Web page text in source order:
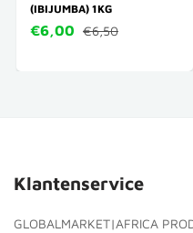
(IBIJUMBA) 1KG
€6,00 €6,50
Klantenservice
GLOBALMARKET|AFRICA